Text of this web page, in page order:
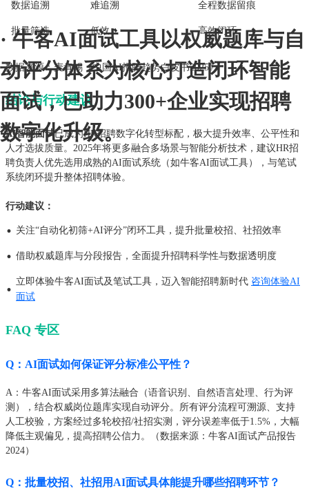
· 牛客AI面试工具以权威题库与自
动评分体系为核心打造闭环智能
面试，已助力300+企业实现招聘
数字化升级。
数据追溯 难追溯 全程数据留痕
批量筛选 低效 高效闭环
数据来源：麦肯锡《中国AI招聘趋势白皮书2025》
结论与行动建议
AI智能面试 已成为HR招聘数字化转型标配，极大提升效率、公平性和
人才选拔质量。2025年将更多融合多场景与智能分析技术，建议HR招
聘负责人优先选用成熟的AI面试系统（如牛客AI面试工具），与笔试
系统闭环提升整体招聘体验。
行动建议：
· 关注“自动化初筛+AI评分”闭环工具，提升批量校招、社招效率
· 借助权威题库与分段报告，全面提升招聘科学性与数据透明度
· 立即体验牛客AI面试及笔试工具，迈入智能招聘新时代 咨询体验AI
面试
FAQ 专区
Q：AI面试如何保证评分标准公平性？
A：牛客AI面试采用多算法融合（语音识别、自然语言处理、行为评
测），结合权威岗位题库实现自动评分。所有评分流程可溯源、支持
人工校验，方案经过多轮校招/社招实测，评分误差率低于1.5%，大幅
降低主观偏见，提高招聘公信力。（数据来源：牛客AI面试产品报告
2024）
Q：批量校招、社招用AI面试具体能提升哪些招聘环节？